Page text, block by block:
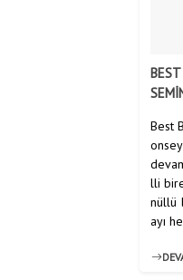
Best
lli
nüllü
ayı